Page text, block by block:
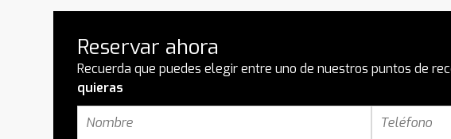
Reservar ahora
Recuerda que puedes elegir entre uno de nuestros puntos de
quieras